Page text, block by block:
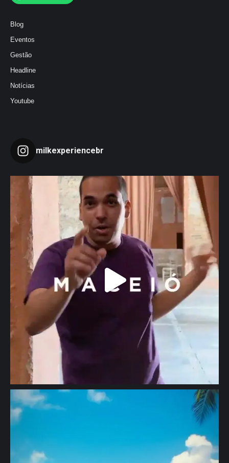
Blog
Eventos
Gestão
Headline
Notícias
Youtube
milkexperiencebr